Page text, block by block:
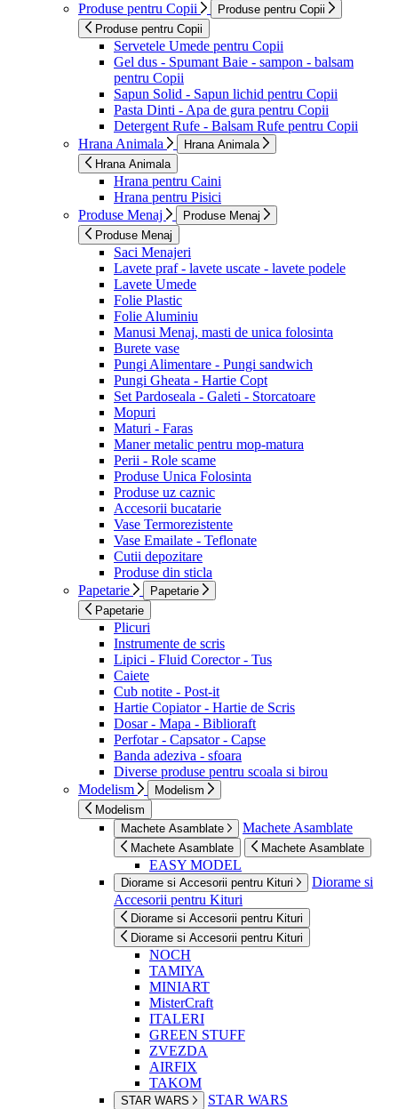
Produse pentru Copii
Produse pentru Copii
Produse pentru Copii
Servetele Umede pentru Copii
Gel dus - Spumant Baie - sampon - balsam
pentru Copii
Sapun Solid - Sapun lichid pentru Copii
Pasta Dinti - Apa de gura pentru Copii
Detergent Rufe - Balsam Rufe pentru Copii
Hrana Animala
Hrana Animala
Hrana Animala
Hrana pentru Caini
Hrana pentru Pisici
Produse Menaj
Produse Menaj
Produse Menaj
Saci Menajeri
Lavete praf - lavete uscate - lavete podele
Lavete Umede
Folie Plastic
Folie Aluminiu
Manusi Menaj, masti de unica folosinta
Burete vase
Pungi Alimentare - Pungi sandwich
Pungi Gheata - Hartie Copt
Set Pardoseala - Galeti - Storcatoare
Mopuri
Maturi - Faras
Maner metalic pentru mop-matura
Perii - Role scame
Produse Unica Folosinta
Produse uz caznic
Accesorii bucatarie
Vase Termorezistente
Vase Emailate - Teflonate
Cutii depozitare
Produse din sticla
Papetarie
Papetarie
Papetarie
Plicuri
Instrumente de scris
Lipici - Fluid Corector - Tus
Caiete
Cub notite - Post-it
Hartie Copiator - Hartie de Scris
Dosar - Mapa - Biblioraft
Perfotar - Capsator - Capse
Banda adeziva - sfoara
Diverse produse pentru scoala si birou
Modelism
Modelism
Modelism
Machete Asamblate
Machete Asamblate
Machete Asamblate Machete Asamblate
EASY MODEL
Diorame si Accesorii pentru Kituri
Diorame si
Accesorii pentru Kituri
Diorame si Accesorii pentru Kituri
Diorame si Accesorii pentru Kituri
NOCH
TAMIYA
MINIART
MisterCraft
ITALERI
GREEN STUFF
ZVEZDA
AIRFIX
TAKOM
STAR WARS STAR WARS